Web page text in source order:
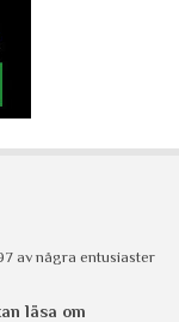
av några entusiaster
läsa om